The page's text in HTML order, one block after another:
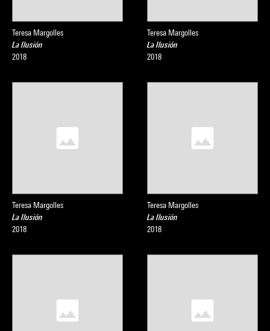
Teresa Margolles
La Ilusión
2018
Teresa Margolles
La Ilusión
2018
Teresa Margolles
La Ilusión
2018
Teresa Margolles
La Ilusión
2018